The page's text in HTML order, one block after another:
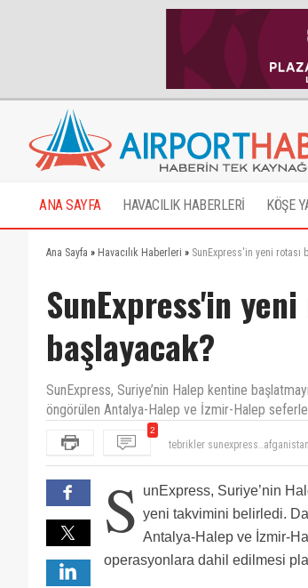
ANA SAYFA HAVACILIK HABERLERİ KÖŞE
Ana Sayfa » Havacılık Haberleri » SunExpress'in yeni
SunExpress'in
başlayacak?
SunExpress, Suriye’nin Halep kentine
öngörülen Antalya-Halep ve İzmir-Halep
2
seferler yapılması uçuş ağı ve
Bursa Yenişehir-KARS Uçak
S unExpress, Suriye’nin
yeni takvimini belirledi.
Antalya-Halep ve İzmir-
operasyonlara dahil edilmesi